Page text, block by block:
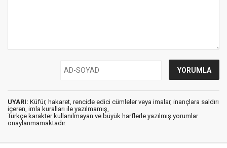
UYARI: Küfür, hakaret, rencide edici cümleler veya imalar, inançlara saldırı
içeren, imla kuralları ile yazılmamış,
Türkçe karakter kullanılmayan ve büyük harflerle yazılmış yorumlar
onaylanmamaktadır.